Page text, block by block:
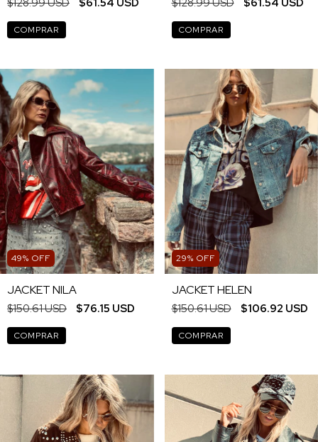
49% OFF
JACKET NILA
$150.61 USD $76.15 USD
29% OFF
JACKET HELEN
$150.61 USD $106.92 USD